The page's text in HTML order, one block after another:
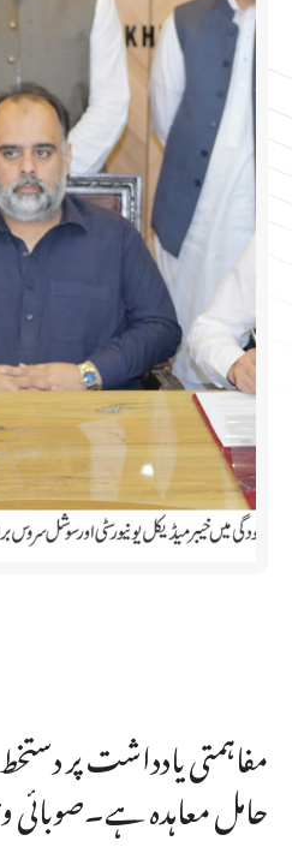
مفاہمتی یادداشت پر
حامل معاہدہ ہے۔صوبائی